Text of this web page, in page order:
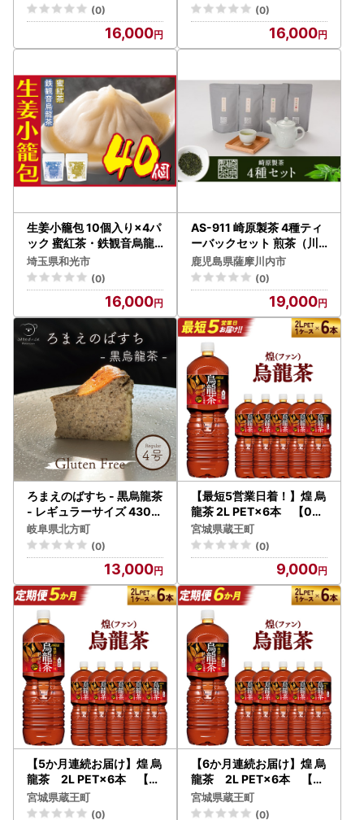
(0)
16,000
(0)
16,000
生姜小籠包 10個入り×4パ
ック 蜜紅茶・鉄観音烏龍
茶セット
埼玉県和光市
(0)
16,000
AS-911 崎原製茶 4種ティ
ーバックセット 煎茶（川
内ほまれ金）・焙じ茶・紅
茶・烏龍茶赤 計48パック
鹿児島県薩摩川内市
(0)
19,000
ろまえのばすち - 黒烏龍茶
- レギュラーサイズ 430g
| バスク チーズケーキ
岐阜県北方町
(0)
13,000
【最短5営業日着！】煌 烏
龍茶 2L PET×6本 【043
01-0529】
宮城県蔵王町
(0)
9,000
【5か月連続お届け】煌 烏
龍茶 2L PET×6本 【0
4301-0644】
宮城県蔵王町
(0)
【6か月連続お届け】煌 烏
龍茶 2L PET×6本 【0
4301-0645】
宮城県蔵王町
(0)